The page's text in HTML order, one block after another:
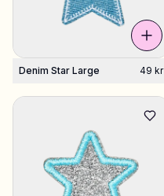
Denim Star Large 49 kr